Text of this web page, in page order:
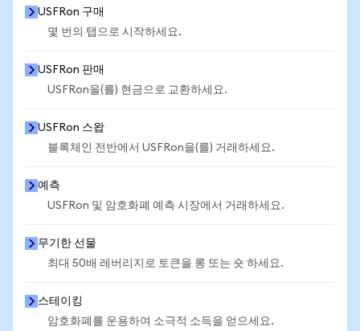
USFRon 구매
몇 번의 탭으로 시작하세요.
USFRon 판매
USFRon을(를) 현금으로 교환하세요.
USFRon 스왑
블록체인 전반에서 USFRon을(를) 거래하세요.
예측
USFRon 및 암호화폐 예측 시장에서 거래하세요.
무기한 선물
최대 50배 레버리지로 토큰을 롱 또는 숏 하세요.
스테이킹
암호화폐를 운용하여 소극적 소득을 얻으세요.